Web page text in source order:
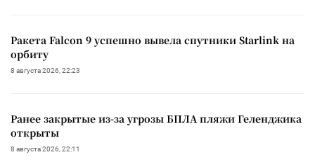
Ракета Falcon 9 успешно вывела спутники Starlink на
орбиту
8 августа 2026, 22:23
Ранее закрытые из-за угрозы БПЛА пляжи Геленджика
открыты
8 августа 2026, 22:11